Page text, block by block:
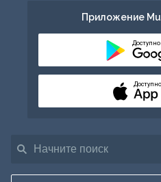
Приложение
Доступно